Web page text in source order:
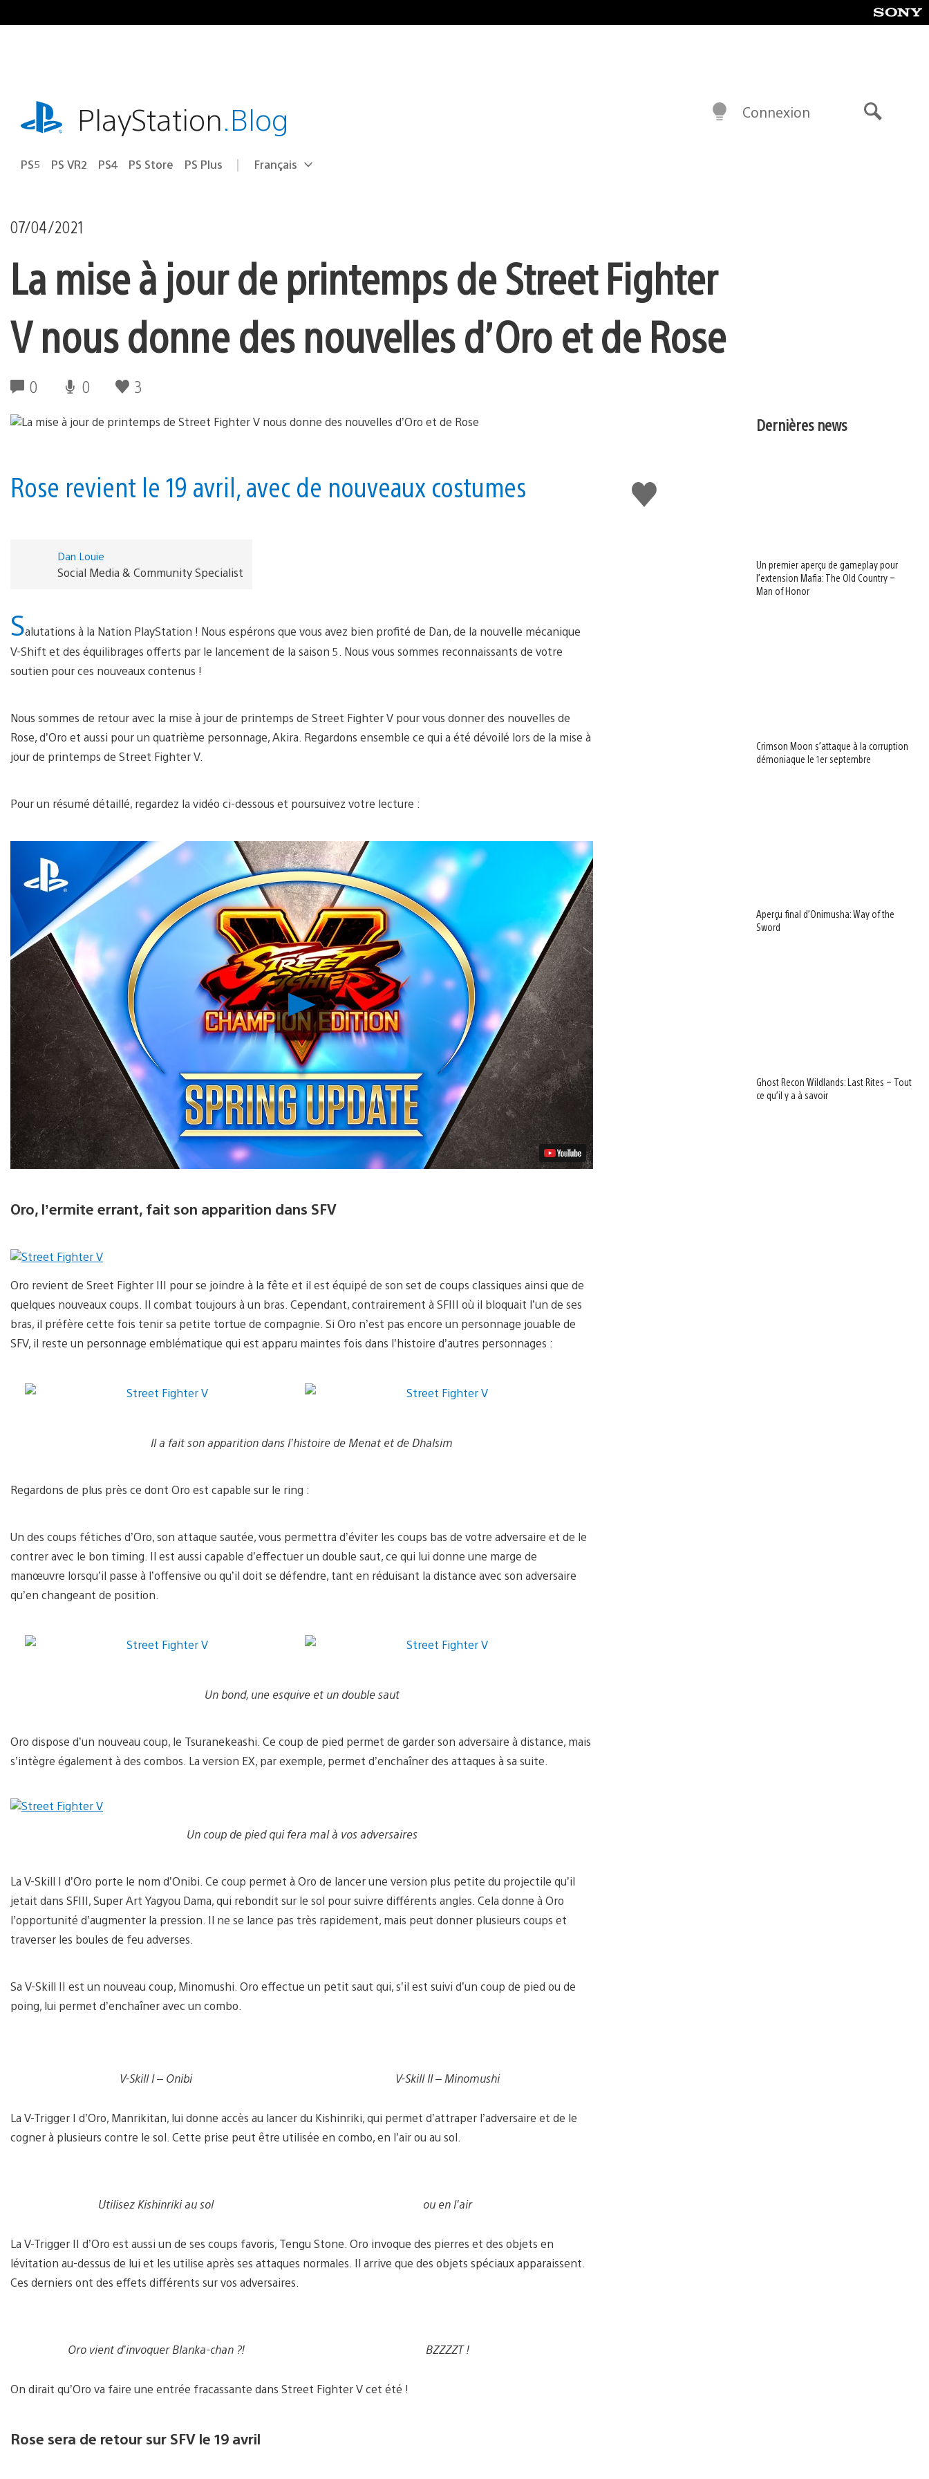
au
playstation.comPlayStation.Blog
PS5 PS VR2 PS4 PS Store PS Plus Choisir
Région
Français
Connexion
07/04/2021
La mise à jour de printemps de Street Fighter
V nous donne des nouvelles d’Oro et de Rose
0 0 3
J'aime
Rose revient le 19 avril, avec de nouveaux costumes
Dan Louie
Social Media & Community Specialist
Salutations à la Nation PlayStation ! Nous espérons que vous avez bien profité de Dan, de la nouvelle mécanique
V-Shift et des équilibrages offerts par le lancement de la saison 5. Nous vous sommes reconnaissants de votre
soutien pour ces nouveaux contenus !
Nous sommes de retour avec la mise à jour de printemps de Street Fighter V pour vous donner des nouvelles de
Rose, d’Oro et aussi pour un quatrième personnage, Akira. Regardons ensemble ce qui a été dévoilé lors de la mise à
jour de printemps de Street Fighter V.
Pour un résumé détaillé, regardez la vidéo ci-dessous et poursuivez votre lecture :
Lancer
la
vidéo
Oro, l’ermite errant, fait son apparition dans SFV
Oro revient de Sreet Fighter III pour se joindre à la fête et il est équipé de son set de coups classiques ainsi que de
quelques nouveaux coups. Il combat toujours à un bras. Cependant, contrairement à SFIII où il bloquait l’un de ses
bras, il préfère cette fois tenir sa petite tortue de compagnie. Si Oro n’est pas encore un personnage jouable de
SFV, il reste un personnage emblématique qui est apparu maintes fois dans l’histoire d’autres personnages :
Il a fait son apparition dans l’histoire de Menat et de Dhalsim
Regardons de plus près ce dont Oro est capable sur le ring :
Un des coups fétiches d’Oro, son attaque sautée, vous permettra d’éviter les coups bas de votre adversaire et de le
contrer avec le bon timing. Il est aussi capable d’effectuer un double saut, ce qui lui donne une marge de
manœuvre lorsqu’il passe à l’offensive ou qu’il doit se défendre, tant en réduisant la distance avec son adversaire
qu’en changeant de position.
Un bond, une esquive et un double saut
Oro dispose d’un nouveau coup, le Tsuranekeashi. Ce coup de pied permet de garder son adversaire à distance, mais
s’intègre également à des combos. La version EX, par exemple, permet d’enchaîner des attaques à sa suite.
Un coup de pied qui fera mal à vos adversaires
La V-Skill I d’Oro porte le nom d’Onibi. Ce coup permet à Oro de lancer une version plus petite du projectile qu’il
jetait dans SFIII, Super Art Yagyou Dama, qui rebondit sur le sol pour suivre différents angles. Cela donne à Oro
l’opportunité d’augmenter la pression. Il ne se lance pas très rapidement, mais peut donner plusieurs coups et
traverser les boules de feu adverses.
Sa V-Skill II est un nouveau coup, Minomushi. Oro effectue un petit saut qui, s’il est suivi d’un coup de pied ou de
poing, lui permet d’enchaîner avec un combo.
V-Skill I – Onibi V-Skill II – Minomushi
La V-Trigger I d’Oro, Manrikitan, lui donne accès au lancer du Kishinriki, qui permet d’attraper l’adversaire et de le
cogner à plusieurs contre le sol. Cette prise peut être utilisée en combo, en l’air ou au sol.
Utilisez Kishinriki au sol ou en l’air
La V-Trigger II d’Oro est aussi un de ses coups favoris, Tengu Stone. Oro invoque des pierres et des objets en
lévitation au-dessus de lui et les utilise après ses attaques normales. Il arrive que des objets spéciaux apparaissent.
Ces derniers ont des effets différents sur vos adversaires.
Oro vient d’invoquer Blanka-chan ?! BZZZZT !
On dirait qu’Oro va faire une entrée fracassante dans Street Fighter V cet été !
Rose sera de retour sur SFV le 19 avril
Dernières news
Un premier aperçu de gameplay pour
l’extension Mafia: The Old Country –
Man of Honor
Crimson Moon s’attaque à la corruption
démoniaque le 1er septembre
Aperçu final d’Onimusha: Way of the
Sword
Ghost Recon Wildlands: Last Rites – Tout
ce qu’il y a à savoir